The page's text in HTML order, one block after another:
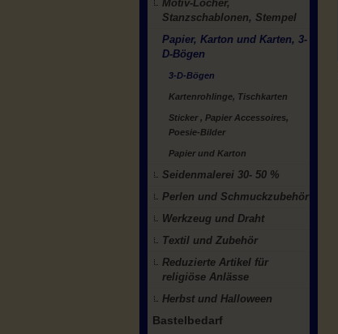
Motiv-Locher,
Stanzschablonen, Stempel
Papier, Karton und Karten, 3-
D-Bögen
3-D-Bögen
Kartenrohlinge, Tischkarten
Sticker , Papier Accessoires,
Poesie-Bilder
Papier und Karton
Seidenmalerei 30- 50 %
Perlen und Schmuckzubehör
Werkzeug und Draht
Textil und Zubehör
Reduzierte Artikel für
religiöse Anlässe
Herbst und Halloween
Bastelbedarf